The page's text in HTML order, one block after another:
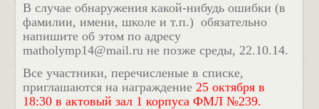
В случае обнаружения какой-нибудь ошибки (в
фамилии, имени, школе и т.п.) обязательно
напишите об этом по адресу
matholymp14@mail.ru не позже среды, 22.10.14.
Все участники, перечисленые в списке,
приглашаются на награждение 25 октября в
18:30 в актовый зал 1 корпуса ФМЛ №239.